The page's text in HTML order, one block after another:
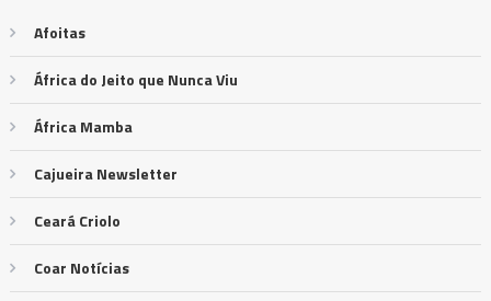
Afoitas
África do Jeito que Nunca Viu
África Mamba
Cajueira Newsletter
Ceará Criolo
Coar Notícias